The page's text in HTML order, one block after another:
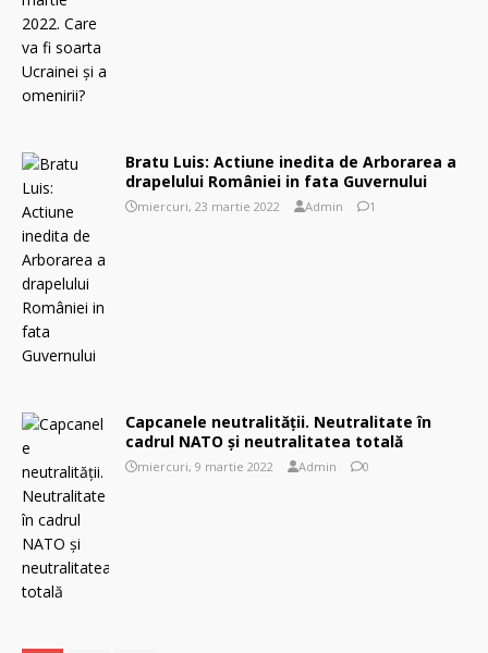
Bratu Luis: Actiune inedita de Arborarea a
drapelului României in fata Guvernului
miercuri, 23 martie 2022 Admin 1
Capcanele neutralităţii. Neutralitate în
cadrul NATO şi neutralitatea totală
miercuri, 9 martie 2022 Admin 0